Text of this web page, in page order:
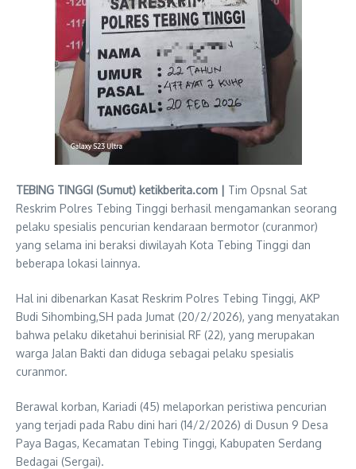
TEBING TINGGI (Sumut) ketikberita.com | Tim Opsnal Sat
Reskrim Polres Tebing Tinggi berhasil mengamankan seorang
pelaku spesialis pencurian kendaraan bermotor (curanmor)
yang selama ini beraksi diwilayah Kota Tebing Tinggi dan
beberapa lokasi lainnya.
Hal ini dibenarkan Kasat Reskrim Polres Tebing Tinggi, AKP
Budi Sihombing,SH pada Jumat (20/2/2026), yang menyatakan
bahwa pelaku diketahui berinisial RF (22), yang merupakan
warga Jalan Bakti dan diduga sebagai pelaku spesialis
curanmor.
Berawal korban, Kariadi (45) melaporkan peristiwa pencurian
yang terjadi pada Rabu dini hari (14/2/2026) di Dusun 9 Desa
Paya Bagas, Kecamatan Tebing Tinggi, Kabupaten Serdang
Bedagai (Sergai).